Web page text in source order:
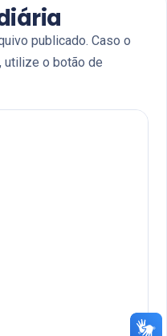
publicado. Caso o
utilize o botão de